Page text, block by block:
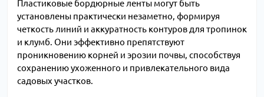
Пластиковые бордюрные ленты могут быть
установлены практически незаметно, формируя
четкость линий и аккуратность контуров для тропинок
и клумб. Они эффективно препятствуют
проникновению корней и эрозии почвы, способствуя
сохранению ухоженного и привлекательного вида
садовых участков.